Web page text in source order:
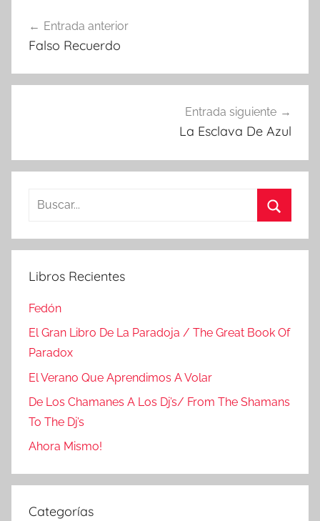
de
Entrada anterior
Falso Recuerdo
Entrada siguiente
La Esclava De Azul
Buscar:
Libros Recientes
Fedón
El Gran Libro De La Paradoja / The Great Book Of
Paradox
El Verano Que Aprendimos A Volar
De Los Chamanes A Los Dj’s/ From The Shamans
To The Dj’s
Ahora Mismo!
Categorías